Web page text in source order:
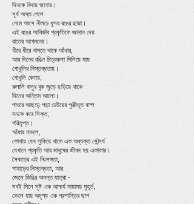
দিনকে বিদায় জানায়।
সূর্য অস্ত গেলে
নেমে আসে নীলচে ধূসর রঙের ছায়া।
এই রঙের আবির্ভাব প্রকৃতিকে জানান দেয়
রাতের আগমনের।
ধীরে ধীরে নামতে থাকে আঁধার,
আর দিনের রঙিন চিত্রকলা মিলিয়ে যায়
গোধূলির নিস্তব্ধতায়।
গোধূলি বেলায়,
রুপালি বালুর বুক জুড়ে ছড়িয়ে থাকে
দিনের অন্তিম আলো।
পাথরে আছড়ে পড়া ঢেউয়ের পুঞ্জীভূত বাষ্প
মনকে করে সিক্ত,
পরিতৃপ্ত।
আঁধার নামলে,
কোথায় যেন লুকিয়ে থাকে এক অব্যক্ত সৌন্দর্য
যেখানে প্রকৃতি আর মানুষের জীবন হয় একাকার।
সৈকতের এই নিঃসঙ্গতা,
পাহাড়ের নিস্তব্ধতা, আর
জেলে ডিঙির অনন্ত যাত্রা -
সবই মিলে সৃষ্ট এক আশ্চর্য মায়াময় মুহূর্ত,
ফেলে যায় অদৃশ্য এক প্রশান্তির ছাপ